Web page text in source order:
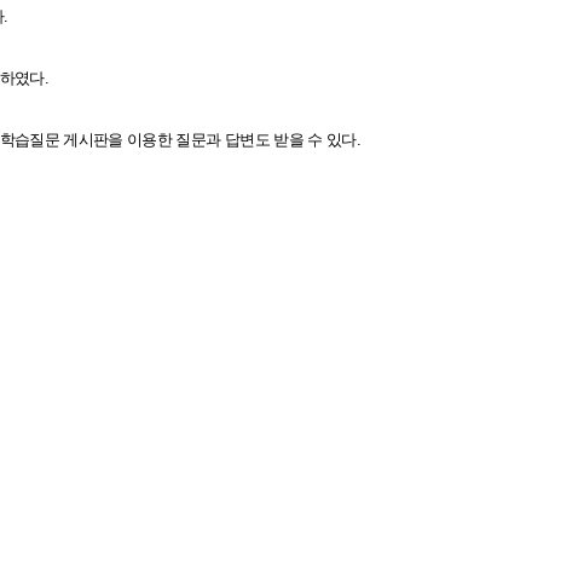
.
였다.
습질문 게시판을 이용한 질문과 답변도 받을 수 있다.